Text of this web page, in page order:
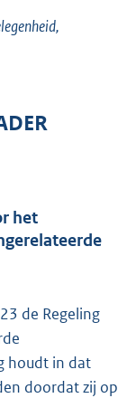
het
de Regeling
houdt in dat
doordat zij op